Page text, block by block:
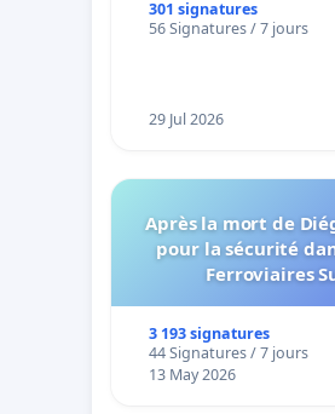
301 signatures
56 Signatures / 7 jours
29 Jul 2026
Après la mort de
pour la sécurité
Ferroviaires
3 193 signatures
44 Signatures / 7 jours
13 May 2026